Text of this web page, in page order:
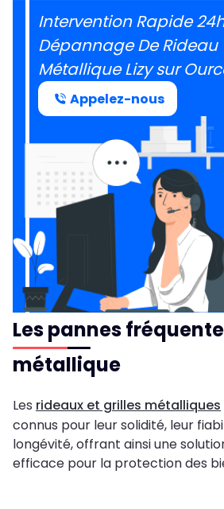
Intervention Rapide
Dépannage De Rideau
Métallique Lizy sur
Appelez-nous
Les pannes
métallique
Les rideaux et grilles métalliques
connus pour leur solidité, leur
longévité, offrant ainsi une
efficace pour la protection des